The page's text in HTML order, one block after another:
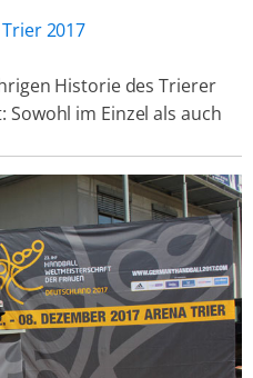
2017
Historie des Trierer
Sowohl im Einzel als auch